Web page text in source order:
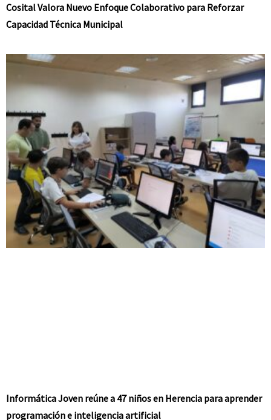
Cosital Valora Nuevo Enfoque Colaborativo para Reforzar
Capacidad Técnica Municipal
Informática Joven reúne a 47 niños en Herencia para aprender
programación e inteligencia artificial